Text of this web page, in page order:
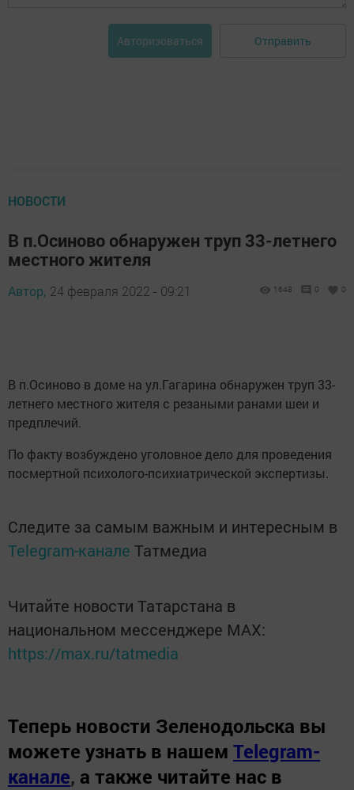
Авторизоваться Отправить
НОВОСТИ
В п.Осиново обнаружен труп 33-летнего
местного жителя
Автор, 24 февраля 2022 - 09:21 1648 0 0
В п.Осиново в доме на ул.Гагарина обнаружен труп 33-
летнего местного жителя с резаными ранами шеи и
предплечий.
По факту возбуждено уголовное дело для проведения
посмертной психолого-психиатрической экспертизы.
Следите за самым важным и интересным в
Telegram-канале Татмедиа
Читайте новости Татарстана в
национальном мессенджере MАХ:
https://max.ru/tatmedia
Теперь новости Зеленодольска вы
можете узнать в нашем Telegram-
канале, а также читайте нас в